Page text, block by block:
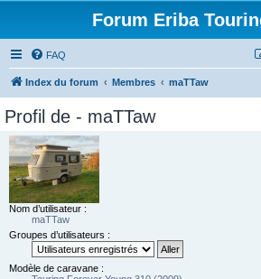
Forum Eriba
FAQ
Index du forum Membres maTTaw
Profil de - maTTaw
Nom d’utilisateur :
maTTaw
Groupes d’utilisateurs :
Modèle de caravane :